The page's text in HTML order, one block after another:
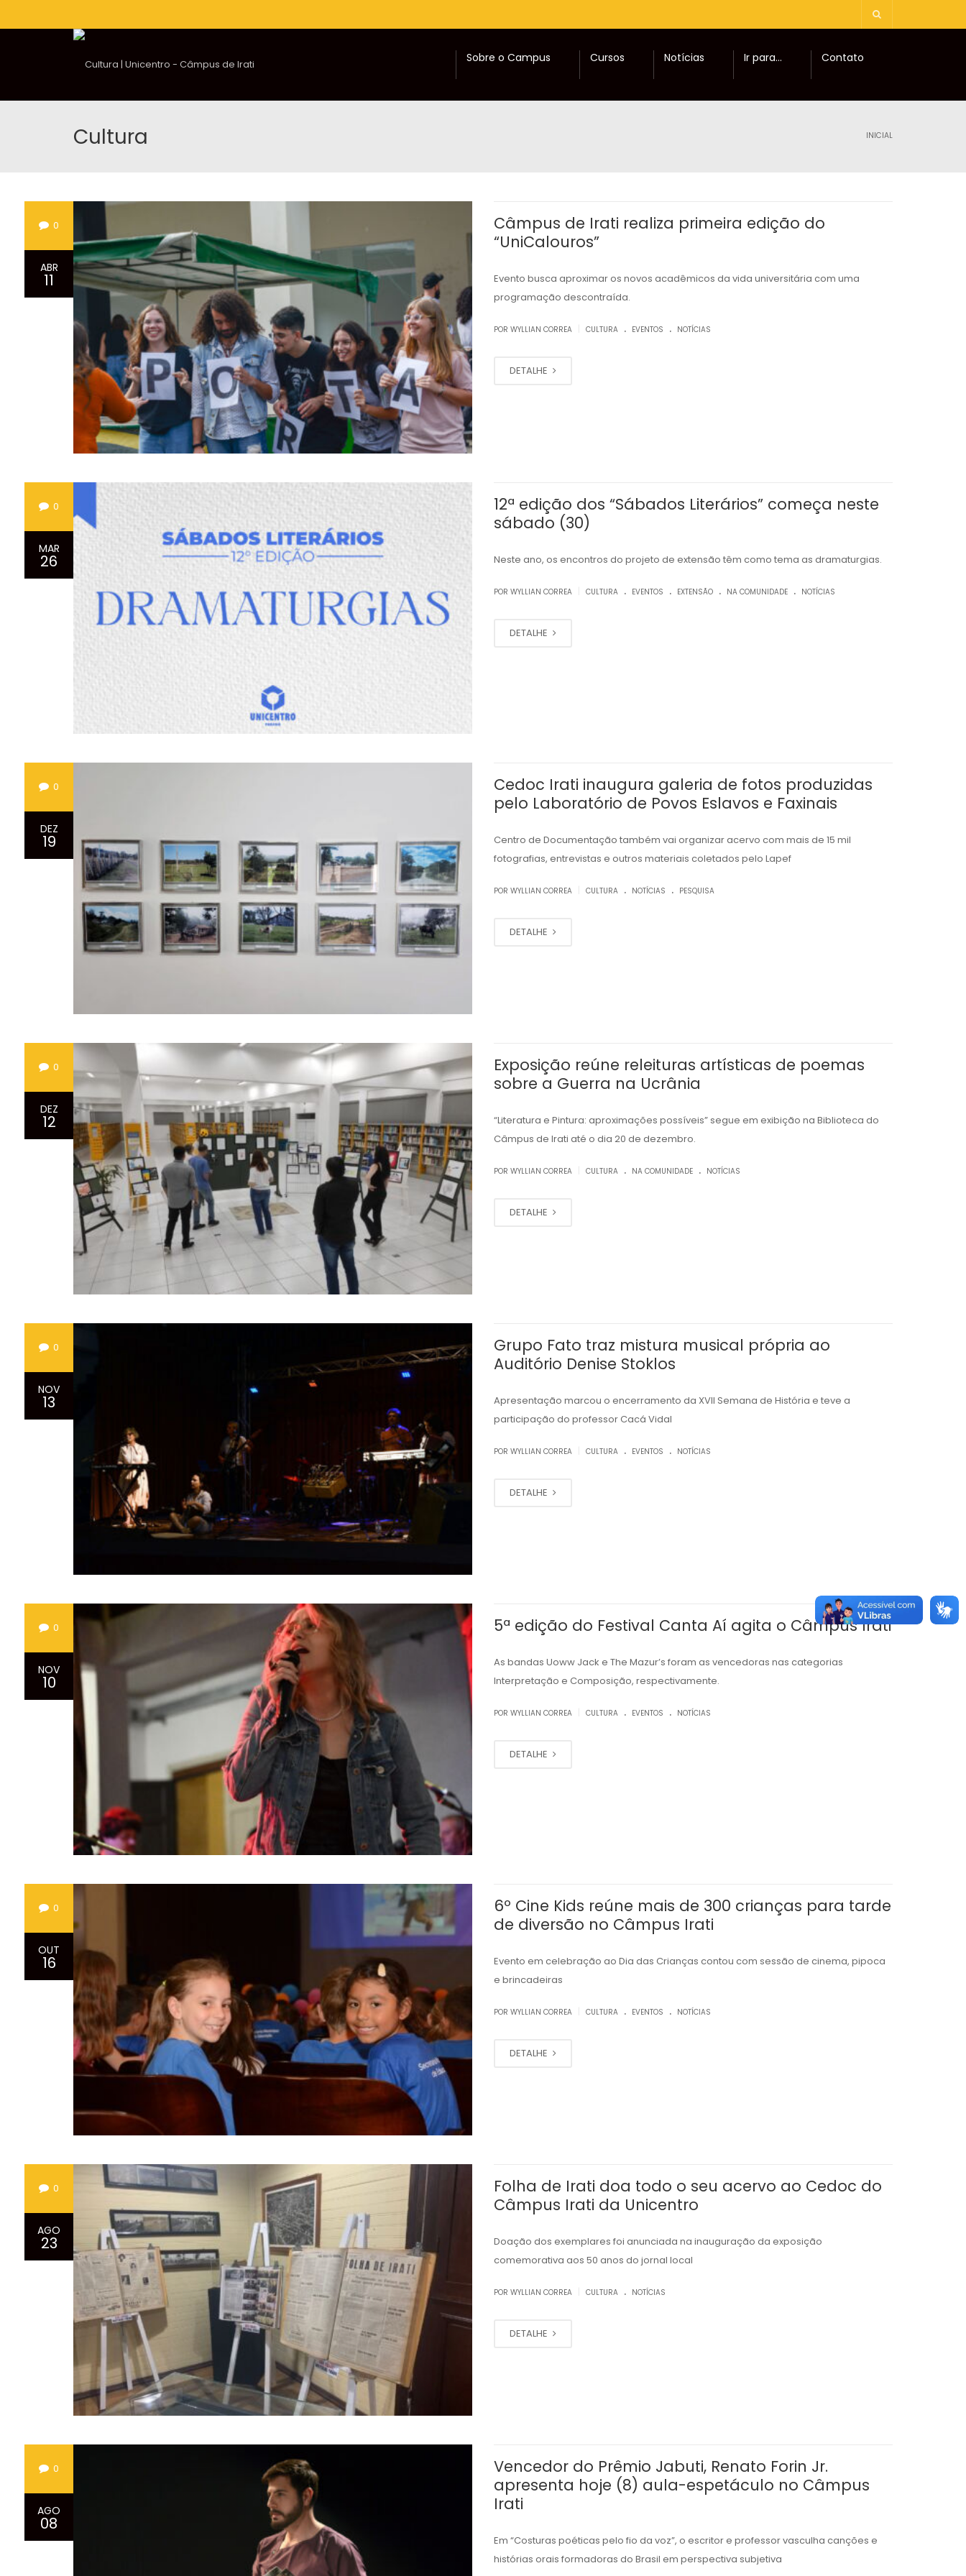
Sobre o Campus Cursos Notícias Ir para… Contato
Cultura INICIAL
0
ABR
11
Câmpus de Irati realiza primeira edição do
“UniCalouros”
Evento busca aproximar os novos acadêmicos da vida universitária com uma
programação descontraída.
POR WYLLIAN CORREA CULTURA . EVENTOS . NOTÍCIAS
DETALHE
0
MAR
26
12ª edição dos “Sábados Literários” começa neste
sábado (30)
Neste ano, os encontros do projeto de extensão têm como tema as dramaturgias.
POR WYLLIAN CORREA CULTURA . EVENTOS . EXTENSÃO . NA COMUNIDADE . NOTÍCIAS
DETALHE
0
DEZ
19
Cedoc Irati inaugura galeria de fotos produzidas
pelo Laboratório de Povos Eslavos e Faxinais
Centro de Documentação também vai organizar acervo com mais de 15 mil
fotografias, entrevistas e outros materiais coletados pelo Lapef
POR WYLLIAN CORREA CULTURA . NOTÍCIAS . PESQUISA
DETALHE
0
DEZ
12
Exposição reúne releituras artísticas de poemas
sobre a Guerra na Ucrânia
“Literatura e Pintura: aproximações possíveis” segue em exibição na Biblioteca do
Câmpus de Irati até o dia 20 de dezembro.
POR WYLLIAN CORREA CULTURA . NA COMUNIDADE . NOTÍCIAS
DETALHE
0
NOV
13
Grupo Fato traz mistura musical própria ao
Auditório Denise Stoklos
Apresentação marcou o encerramento da XVII Semana de História e teve a
participação do professor Cacá Vidal
POR WYLLIAN CORREA CULTURA . EVENTOS . NOTÍCIAS
DETALHE
0
NOV
10
5ª edição do Festival Canta Aí agita o Câmpus Irati
As bandas Uoww Jack e The Mazur’s foram as vencedoras nas categorias
Interpretação e Composição, respectivamente.
POR WYLLIAN CORREA CULTURA . EVENTOS . NOTÍCIAS
DETALHE
0
OUT
16
6º Cine Kids reúne mais de 300 crianças para tarde
de diversão no Câmpus Irati
Evento em celebração ao Dia das Crianças contou com sessão de cinema, pipoca
e brincadeiras
POR WYLLIAN CORREA CULTURA . EVENTOS . NOTÍCIAS
DETALHE
0
AGO
23
Folha de Irati doa todo o seu acervo ao Cedoc do
Câmpus Irati da Unicentro
Doação dos exemplares foi anunciada na inauguração da exposição
comemorativa aos 50 anos do jornal local
POR WYLLIAN CORREA CULTURA . NOTÍCIAS
DETALHE
0
AGO
08
Vencedor do Prêmio Jabuti, Renato Forin Jr.
apresenta hoje (8) aula-espetáculo no Câmpus
Irati
Em “Costuras poéticas pelo fio da voz”, o escritor e professor vasculha canções e
histórias orais formadoras do Brasil em perspectiva subjetiva